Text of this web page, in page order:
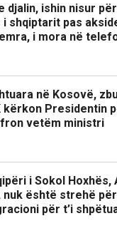
djalin, ishin nisur
shqiptarit pas
i mora në
në Kosovë,
kërkon Presidentin
vetëm ministri
i Sokol Hoxhës,
nuk është strehë
për t’i